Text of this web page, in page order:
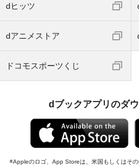
dヒッツ
dアニメストア
ドコモスポーツくじ
dブックアプリのダ
Appleのロゴ、App Storeは、米国もしくはそ